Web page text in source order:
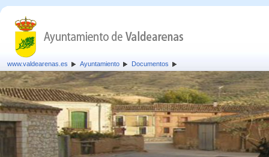
www.valdearenas.es Ayuntamiento Documentos